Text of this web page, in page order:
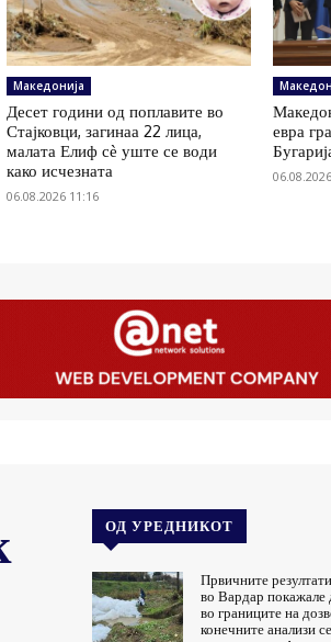
Македонија
Десет години од поплавите во
Стајковци, загинаа 22 лица,
малата Елиф сѐ уште се води
како исчезната
06.08.2026 11:16
евра
ОД УРЕДНИКОТ
Првичните
во Вардар покажале
во границите на
конечните анализи се